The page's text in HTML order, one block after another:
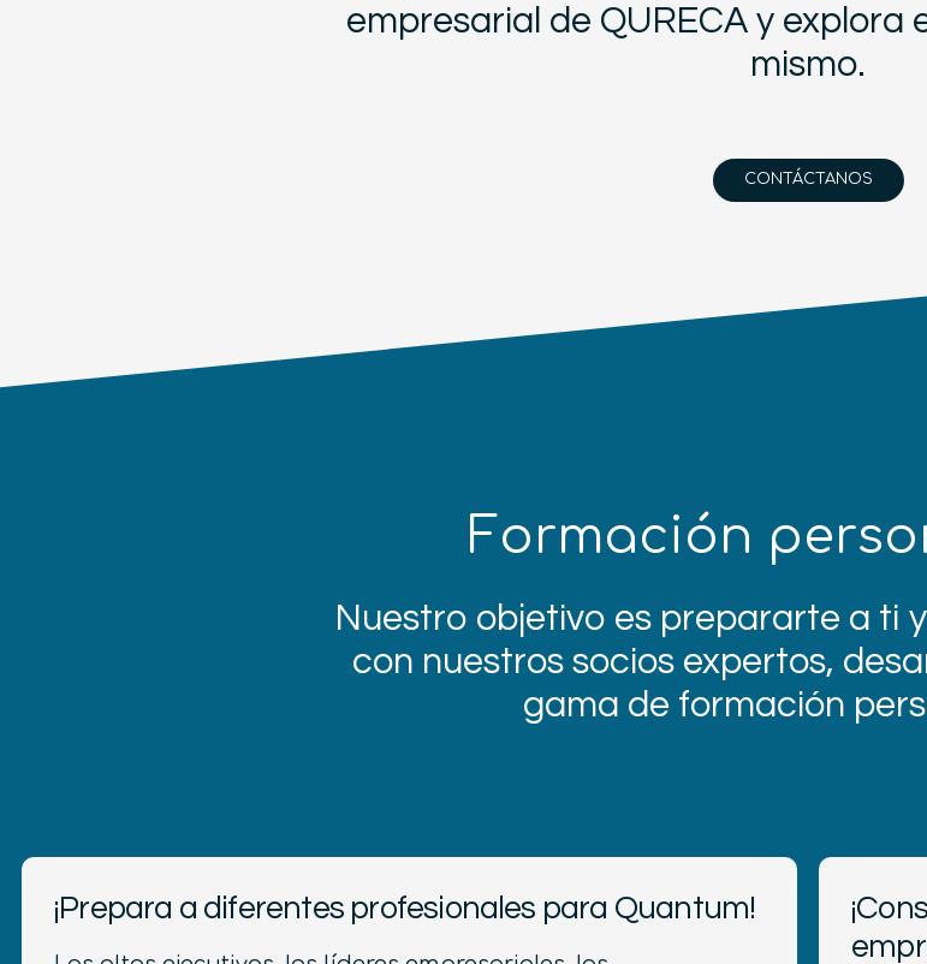
empresarial de QURECA y
mismo.
CONTÁCTANOS
Formación
Nuestro objetivo es prepararte a ti
con nuestros socios expertos,
gama de formación
¡Prepara a diferentes profesionales para Quantum!